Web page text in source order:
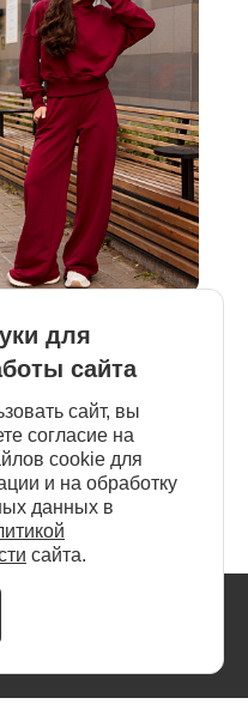
для
сайта
сайт, вы
согласие на
cookie для
и на обработку
данных в
сайта.
"Libra"
₽
7 750₽
Долями по 1 356 ₽